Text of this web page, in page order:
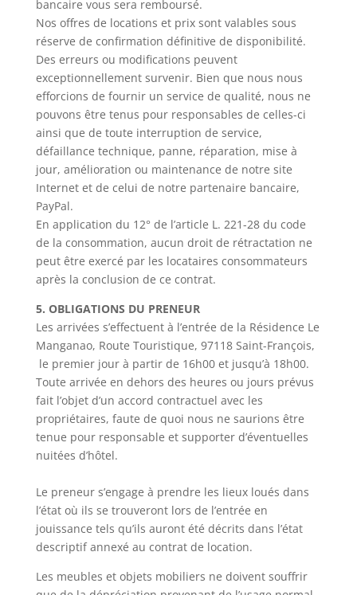
bancaire vous sera remboursé.
Nos offres de locations et prix sont valables sous
réserve de confirmation définitive de disponibilité.
Des erreurs ou modifications peuvent
exceptionnellement survenir. Bien que nous nous
efforcions de fournir un service de qualité, nous ne
pouvons être tenus pour responsables de celles-ci
ainsi que de toute interruption de service,
défaillance technique, panne, réparation, mise à
jour, amélioration ou maintenance de notre site
Internet et de celui de notre partenaire bancaire,
PayPal.
En application du 12° de l’article L. 221-28 du code
de la consommation, aucun droit de rétractation ne
peut être exercé par les locataires consommateurs
après la conclusion de ce contrat.
5. OBLIGATIONS DU PRENEUR
Les arrivées s’effectuent à l’entrée de la Résidence Le
Manganao, Route Touristique, 97118 Saint-François,
le premier jour à partir de 16h00 et jusqu’à 18h00.
Toute arrivée en dehors des heures ou jours prévus
fait l’objet d’un accord contractuel avec les
propriétaires, faute de quoi nous ne saurions être
tenue pour responsable et supporter d’éventuelles
nuitées d’hôtel.
Le preneur s’engage à prendre les lieux loués dans
l’état où ils se trouveront lors de l’entrée en
jouissance tels qu’ils auront été décrits dans l’état
descriptif annexé au contrat de location.
Les meubles et objets mobiliers ne doivent souffrir